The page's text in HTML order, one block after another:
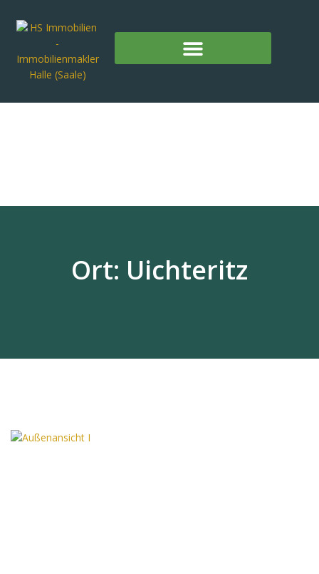
Ort: Uichteritz